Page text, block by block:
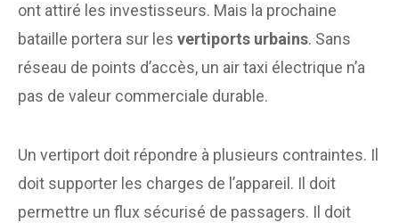
ont attiré les investisseurs. Mais la prochaine
bataille portera sur les vertiports urbains. Sans
réseau de points d’accès, un air taxi électrique n’a
pas de valeur commerciale durable.
Un vertiport doit répondre à plusieurs contraintes. Il
doit supporter les charges de l’appareil. Il doit
permettre un flux sécurisé de passagers. Il doit